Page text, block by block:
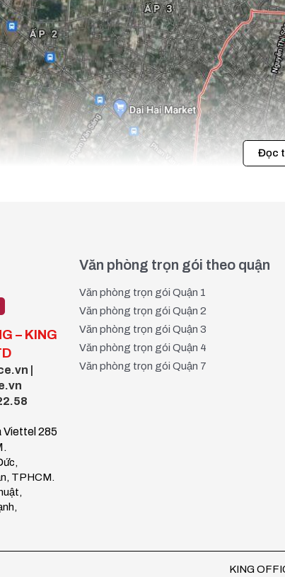
giá ưu đãi
từ xã nào?
Môn, trước đây là nơi tập trung 3 xã:
Đọc
– KING
|
Viettel 285
TPHCM.
Văn phòng trọn gói theo quận
Văn phòng trọn gói Quận 1
Văn phòng trọn gói Quận 2
Văn phòng trọn gói Quận 3
Văn phòng trọn gói Quận 4
Văn phòng trọn gói Quận 7
KING